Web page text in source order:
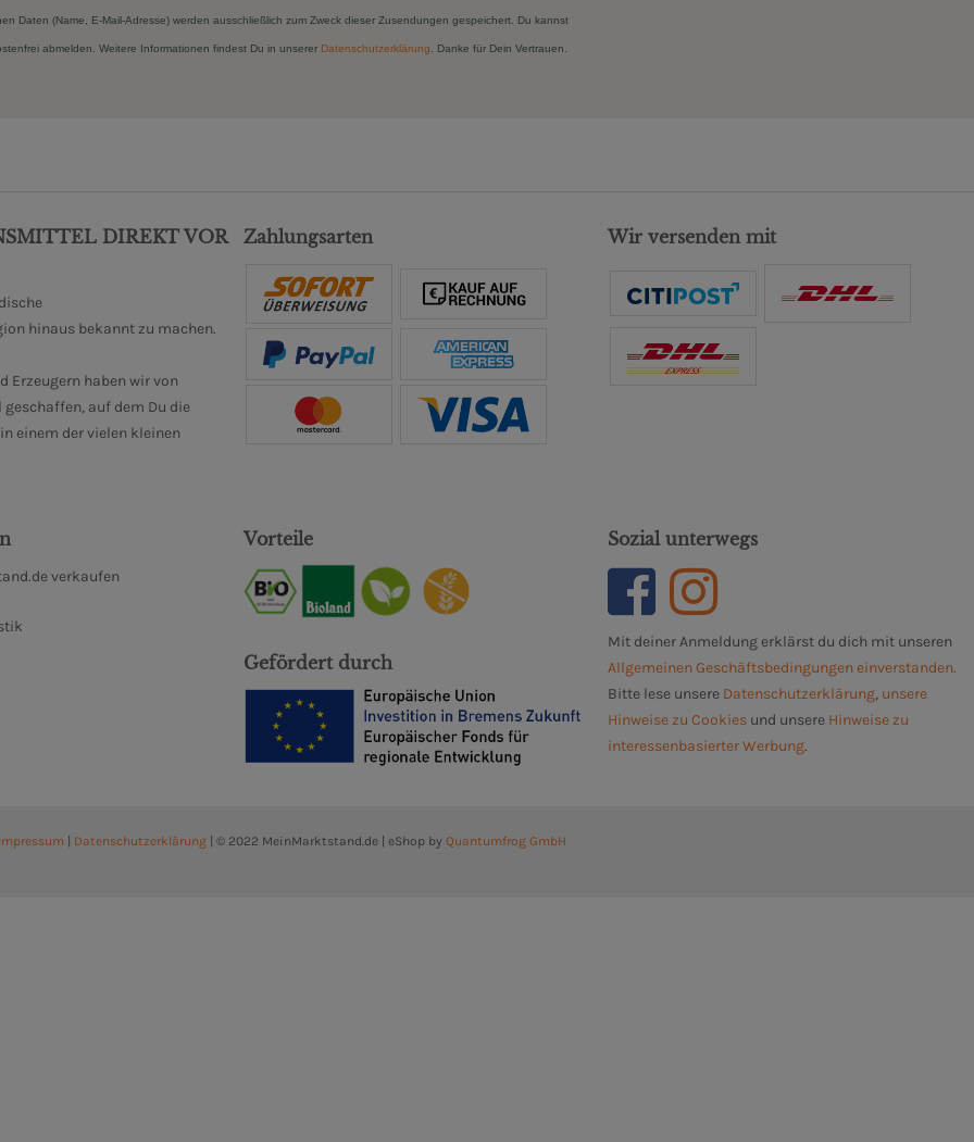
Daten (Name, E-Mail-Adresse) werden ausschließlich zum Zweck dieser Zusendungen gespeichert. Du kannst
abmelden. Weitere Informationen findest Du in unserer Datenschutzerklärung . Danke für Dein Vertrauen.
DIREKT VOR
hinaus bekannt zu machen.
Erzeugern haben wir von
auf dem Du die
einem der vielen kleinen
Zahlungsarten Wir versenden mit
verkaufen
Vorteile
Gefördert durch
Sozial unterwegs
Mit deiner Anmeldung erklärst du dich mit unseren
Allgemeinen Geschäftsbedingungen einverstanden.
Bitte lese unsere Datenschutzerklärung, unsere
Hinweise zu Cookies und unsere Hinweise zu
interessenbasierter Werbung.
Impressum | Datenschutzerklärung | © 2022 MeinMarktstand.de | eShop by Quantumfrog GmbH